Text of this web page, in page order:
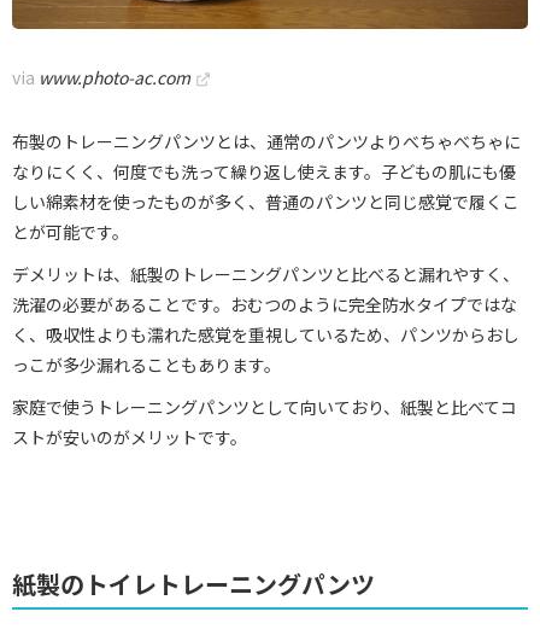
via www.photo-ac.com
布製のトレーニングパンツとは、通常のパンツよりべちゃべちゃに
なりにくく、何度でも洗って繰り返し使えます。子どもの肌にも優
しい綿素材を使ったものが多く、普通のパンツと同じ感覚で履くこ
とが可能です。
デメリットは、紙製のトレーニングパンツと比べると漏れやすく、
洗濯の必要があることです。おむつのように完全防水タイプではな
く、吸収性よりも濡れた感覚を重視しているため、パンツからおし
っこが多少漏れることもあります。
家庭で使うトレーニングパンツとして向いており、紙製と比べてコ
ストが安いのがメリットです。
紙製のトイレトレーニングパンツ